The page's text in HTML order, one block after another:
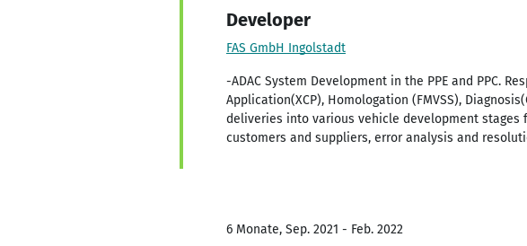
Developer
FAS GmbH Ingolstadt
-ADAC System Development in the PPE and PPC.
Application(XCP), Homologation (FMVSS),
deliveries into various vehicle development
customers and suppliers, error analysis and
6 Monate, Sep. 2021 - Feb. 2022